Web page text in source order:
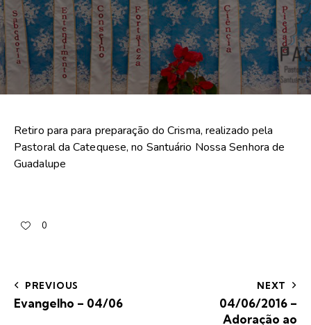
Retiro para para preparação do Crisma, realizado pela
Pastoral da Catequese, no Santuário Nossa Senhora de
Guadalupe
0
PREVIOUS
Evangelho – 04/06
NEXT
04/06/2016 –
Adoração ao